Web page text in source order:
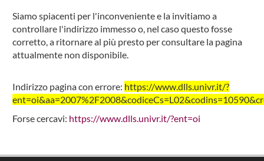
Siamo spiacenti per l'inconveniente e la invitiamo a
controllare l'indirizzo immesso o, nel caso questo fosse
corretto, a ritornare al più presto per consultare la pagina
attualmente non disponibile.
Indirizzo pagina con errore: https://www.dlls.univr.it/?
Forse cercavi: https://www.dlls.univr.it/?ent=oi